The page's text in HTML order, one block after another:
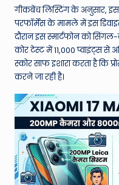
o
rl
d
गीकबेंच लिस्टिंग के अनुसार, इस
परफॉर्मेंस के मामले में इस
दौरान इस स्मार्टफोन को
कोर टेस्ट में 11,000 प्वाइंट्स से
स्कोर साफ इशारा करता है कि
करने जा रही है।